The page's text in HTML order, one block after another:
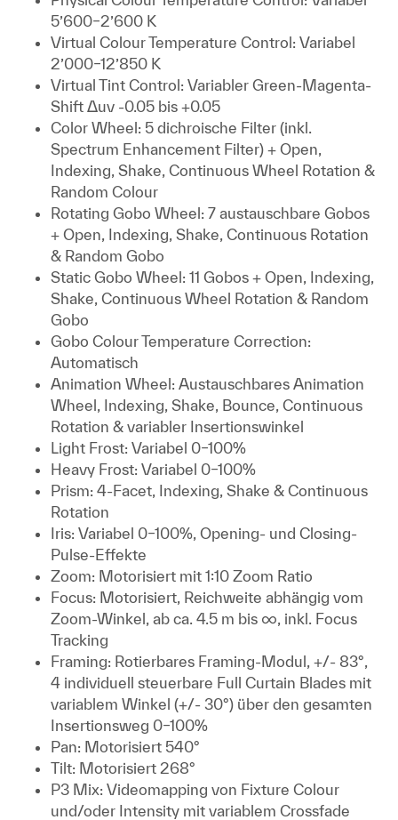
5’600–2’600 K
Virtual Colour Temperature Control: Variabel
2’000–12’850 K
Virtual Tint Control: Variabler Green-Magenta-
Shift Δuv -0.05 bis +0.05
Color Wheel: 5 dichroische Filter (inkl.
Spectrum Enhancement Filter) + Open,
Indexing, Shake, Continuous Wheel Rotation &
Random Colour
Rotating Gobo Wheel: 7 austauschbare Gobos
+ Open, Indexing, Shake, Continuous Rotation
& Random Gobo
Static Gobo Wheel: 11 Gobos + Open, Indexing,
Shake, Continuous Wheel Rotation & Random
Gobo
Gobo Colour Temperature Correction:
Automatisch
Animation Wheel: Austauschbares Animation
Wheel, Indexing, Shake, Bounce, Continuous
Rotation & variabler Insertionswinkel
Light Frost: Variabel 0–100%
Heavy Frost: Variabel 0–100%
Prism: 4-Facet, Indexing, Shake & Continuous
Rotation
Iris: Variabel 0–100%, Opening- und Closing-
Pulse-Effekte
Zoom: Motorisiert mit 1:10 Zoom Ratio
Focus: Motorisiert, Reichweite abhängig vom
Zoom-Winkel, ab ca. 4.5 m bis ∞, inkl. Focus
Tracking
Framing: Rotierbares Framing-Modul, +/- 83°,
4 individuell steuerbare Full Curtain Blades mit
variablem Winkel (+/- 30°) über den gesamten
Insertionsweg 0–100%
Pan: Motorisiert 540°
Tilt: Motorisiert 268°
P3 Mix: Videomapping von Fixture Colour
und/oder Intensity mit variablem Crossfade